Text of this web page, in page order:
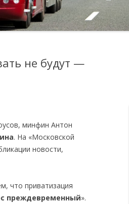
не будут —
минфин Антон
. На «Московской
новости,
что приватизация
преждевременный».